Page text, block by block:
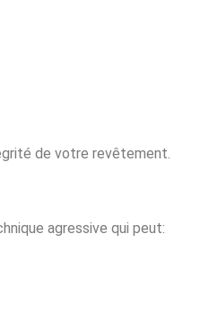
de votre revêtement.
agressive qui peut: